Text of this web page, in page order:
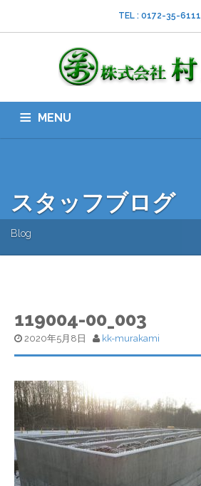
TEL : 0172-35-6111
MENU
スタッフブログ
Blog
119004-00_003
2020年5月8日 kk-murakami